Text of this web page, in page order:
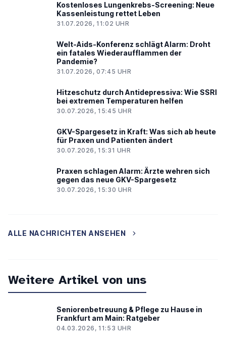
Kostenloses Lungenkrebs-Screening: Neue
Kassenleistung rettet Leben
31.07.2026, 11:02 UHR
Welt-Aids-Konferenz schlägt Alarm: Droht
ein fatales Wiederaufflammen der
Pandemie?
31.07.2026, 07:45 UHR
Hitzeschutz durch Antidepressiva: Wie SSRI
bei extremen Temperaturen helfen
30.07.2026, 15:45 UHR
GKV-Spargesetz in Kraft: Was sich ab heute
für Praxen und Patienten ändert
30.07.2026, 15:31 UHR
Praxen schlagen Alarm: Ärzte wehren sich
gegen das neue GKV-Spargesetz
30.07.2026, 15:30 UHR
ALLE NACHRICHTEN ANSEHEN
Weitere Artikel von uns
Seniorenbetreuung & Pflege zu Hause in
Frankfurt am Main: Ratgeber
04.03.2026, 11:53 UHR